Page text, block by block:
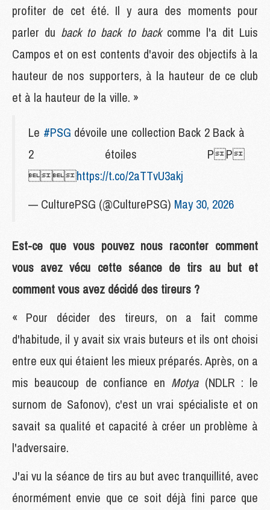
profiter de cet été. Il y aura des moments pour
parler du back to back to back comme l'a dit Luis
Campos et on est contents d'avoir des objectifs à la
hauteur de nos supporters, à la hauteur de ce club
et à la hauteur de la ville. »
Le #PSG dévoile une collection Back 2 Back à
2 étoiles PP
https://t.co/2aTTvU3akj
— CulturePSG (@CulturePSG) May 30, 2026
Est-ce que vous pouvez nous raconter comment
vous avez vécu cette séance de tirs au but et
comment vous avez décidé des tireurs ?
« Pour décider des tireurs, on a fait comme
d'habitude, il y avait six vrais buteurs et ils ont choisi
entre eux qui étaient les mieux préparés. Après, on a
mis beaucoup de confiance en Motya (NDLR : le
surnom de Safonov), c'est un vrai spécialiste et on
savait sa qualité et capacité à créer un problème à
l'adversaire.
J'ai vu la séance de tirs au but avec tranquillité, avec
énormément envie que ce soit déjà fini parce que